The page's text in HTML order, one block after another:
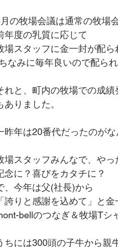
の牧場会議は通常の牧場
年度の乳質に応じて
場スタッフに金一封が配ら
なみに毎年良いので配ら
れと、町内の牧場での成績
ありました。
昨年は20番代だったのがな
場スタッフみんなで、やっ
念に？喜びをカタチに？
、今年は父(社長)から
「誇りと感謝を込めて」と金
bellのつなぎ＆牧場Tシ
ちには300頭の子牛から親